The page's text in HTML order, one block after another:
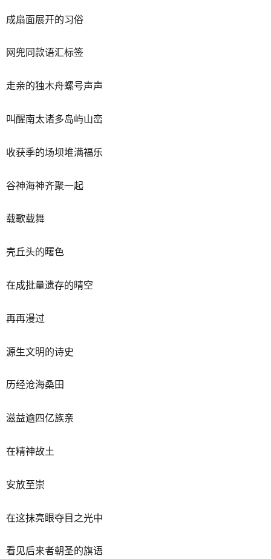
成扇面展开的习俗
网兜同款语汇标签
走亲的独木舟螺号声声
叫醒南太诸多岛屿山峦
收获季的场坝堆满福乐
谷神海神齐聚一起
载歌载舞
壳丘头的曙色
在成批量遗存的晴空
再再漫过
源生文明的诗史
历经沧海桑田
滋益逾四亿族亲
在精神故土
安放至崇
在这抹亮眼夺目之光中
看见后来者朝圣的旗语